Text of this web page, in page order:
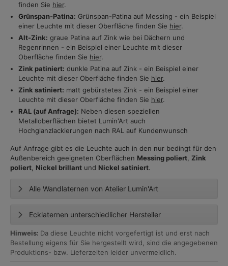
finden Sie hier.
Grünspan-Patina: Grünspan-Patina auf Messing - ein Beispiel
einer Leuchte mit dieser Oberfläche finden Sie hier.
Alt-Zink: graue Patina auf Zink wie bei Dächern und
Regenrinnen - ein Beispiel einer Leuchte mit dieser
Oberfläche finden Sie hier.
Zink patiniert: dunkle Patina auf Zink - ein Beispiel einer
Leuchte mit dieser Oberfläche finden Sie hier.
Zink satiniert: matt gebürstetes Zink - ein Beispiel einer
Leuchte mit dieser Oberfläche finden Sie hier.
RAL (auf Anfrage): Neben diesen speziellen
Metalloberflächen bietet Lumin'Art auch
Hochglanzlackierungen nach RAL auf Kundenwunsch
Auf Anfrage gibt es die Leuchte auch in den nur bedingt für den
Außenbereich geeigneten Oberflächen Messing poliert Zink
poliert Nickel brillant und Nickel satiniert.
Alle Wandlaternen von Atelier Lumin'Art
Ecklaternen unterschiedlicher Hersteller
Hinweis: Da diese Leuchte nicht vorgefertigt ist und erst nach
Bestellung eigens für Sie hergestellt wird, sind die angegebenen
Produktions- bzw. Lieferzeiten leider unvermeidlich.